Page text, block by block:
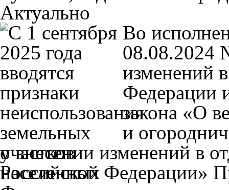
Актуально
Во
08.08.2024
изменений
Федерации
закона «О
и
о внесении изменений в
Российской Федерации»